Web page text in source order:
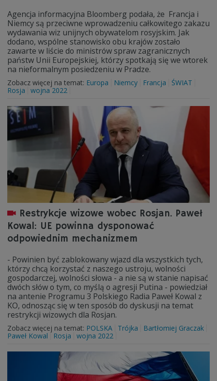
Agencja informacyjna Bloomberg podała, że Francja i
Niemcy są przeciwne wprowadzeniu całkowitego zakazu
wydawania wiz unijnych obywatelom rosyjskim. Jak
dodano, wspólne stanowisko obu krajów zostało
zawarte w liście do ministrów spraw zagranicznych
państw Unii Europejskiej, którzy spotkają się we wtorek
na nieformalnym posiedzeniu w Pradze.
Zobacz więcej na temat: Europa Niemcy Francja
ŚWIAT
Rosja
wojna 2022
Restrykcje wizowe wobec Rosjan. Paweł
Kowal: UE powinna dysponować
odpowiednim mechanizmem
- Powinien być zablokowany wjazd dla wszystkich tych,
którzy chcą korzystać z naszego ustroju, wolności
gospodarczej, wolności słowa - a nie są w stanie napisać
dwóch słów o tym, co myślą o agresji Putina - powiedział
na antenie Programu 3 Polskiego Radia Paweł Kowal z
KO, odnosząc się w ten sposób do dyskusji na temat
restrykcji wizowych dla Rosjan.
Zobacz więcej na temat: POLSKA Trójka
Bartłomiej Graczak
Paweł Kowal
Rosja wojna 2022